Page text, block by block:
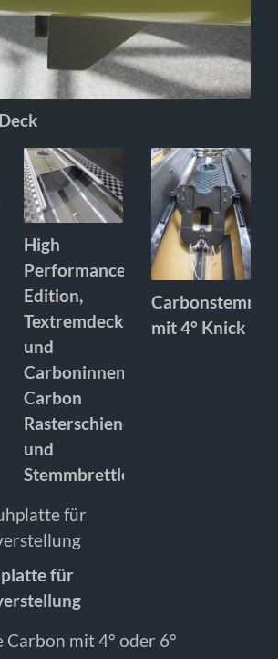
High
Performance
Edition,
Textremdecks
und
Carboninnenlage,
Carbon
Rasterschiene
und
Stemmbrettleiste
mit 4° Knick
für